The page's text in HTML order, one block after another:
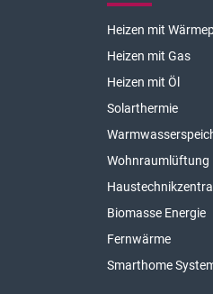
Heizen mit
Heizen mit Gas
Heizen mit Öl
Solarthermie
Wohnraumlüftung
Biomasse Energie
Fernwärme
Smarthome